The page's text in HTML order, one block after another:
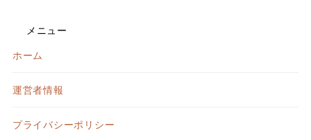
メニュー
ホーム
運営者情報
プライバシーポリシー